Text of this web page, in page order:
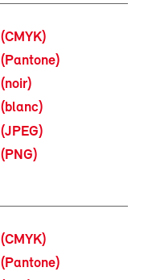
(CMYK)
(Pantone)
(noir)
(blanc)
(JPEG)
(PNG)
(CMYK)
(Pantone)